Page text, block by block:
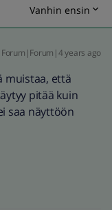
Vanhin ensin
Forum|Forum|4 years ago
muistaa, että
pitää kuin
saa näyttöön